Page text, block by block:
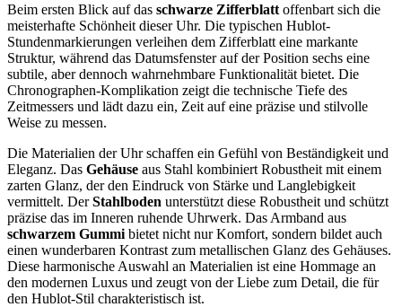
Beim ersten Blick auf das schwarze Zifferblatt offenbart sich die
meisterhafte Schönheit dieser Uhr. Die typischen Hublot-
Stundenmarkierungen verleihen dem Zifferblatt eine markante
Struktur, während das Datumsfenster auf der Position sechs eine
subtile, aber dennoch wahrnehmbare Funktionalität bietet. Die
Chronographen-Komplikation zeigt die technische Tiefe des
Zeitmessers und lädt dazu ein, Zeit auf eine präzise und stilvolle
Weise zu messen.
Die Materialien der Uhr schaffen ein Gefühl von Beständigkeit und
Eleganz. Das Gehäuse aus Stahl kombiniert Robustheit mit einem
zarten Glanz, der den Eindruck von Stärke und Langlebigkeit
vermittelt. DerStahlboden unterstützt diese Robustheit und schützt
präzise das im Inneren ruhende Uhrwerk. Das Armband aus
schwarzem Gummi bietet nicht nur Komfort, sondern bildet auch
einen wunderbaren Kontrast zum metallischen Glanz des Gehäuses.
Diese harmonische Auswahl an Materialien ist eine Hommage an
den modernen Luxus und zeugt von der Liebe zum Detail, die für
den Hublot-Stil charakteristisch ist.